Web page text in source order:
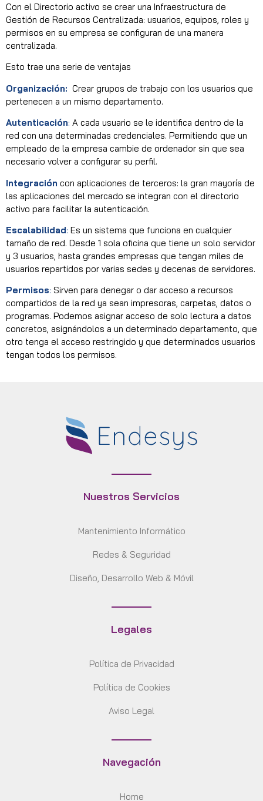
Con el Directorio activo se crear una Infraestructura de
Gestión de Recursos Centralizada: usuarios, equipos, roles y
permisos en su empresa se configuran de una manera
centralizada.
Esto trae una serie de ventajas
Organización: Crear grupos de trabajo con los usuarios que
pertenecen a un mismo departamento.
Autenticación: A cada usuario se le identifica dentro de la
red con una determinadas credenciales. Permitiendo que un
empleado de la empresa cambie de ordenador sin que sea
necesario volver a configurar su perfil.
Integración con aplicaciones de terceros: la gran mayoría de
las aplicaciones del mercado se integran con el directorio
activo para facilitar la autenticación.
Escalabilidad: Es un sistema que funciona en cualquier
tamaño de red. Desde 1 sola oficina que tiene un solo servidor
y 3 usuarios, hasta grandes empresas que tengan miles de
usuarios repartidos por varias sedes y decenas de servidores.
Permisos: Sirven para denegar o dar acceso a recursos
compartidos de la red ya sean impresoras, carpetas, datos o
programas. Podemos asignar acceso de solo lectura a datos
concretos, asignándolos a un determinado departamento, que
otro tenga el acceso restringido y que determinados usuarios
tengan todos los permisos.
Nuestros Servicios
Mantenimiento Informático
Redes & Seguridad
Diseño, Desarrollo Web & Móvil
Legales
Política de Privacidad
Política de Cookies
Aviso Legal
Navegación
Home